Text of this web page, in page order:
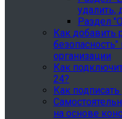
удалить,
Раздел
Как добавить
безопасность"
организации
Как
24?
Как
на основе